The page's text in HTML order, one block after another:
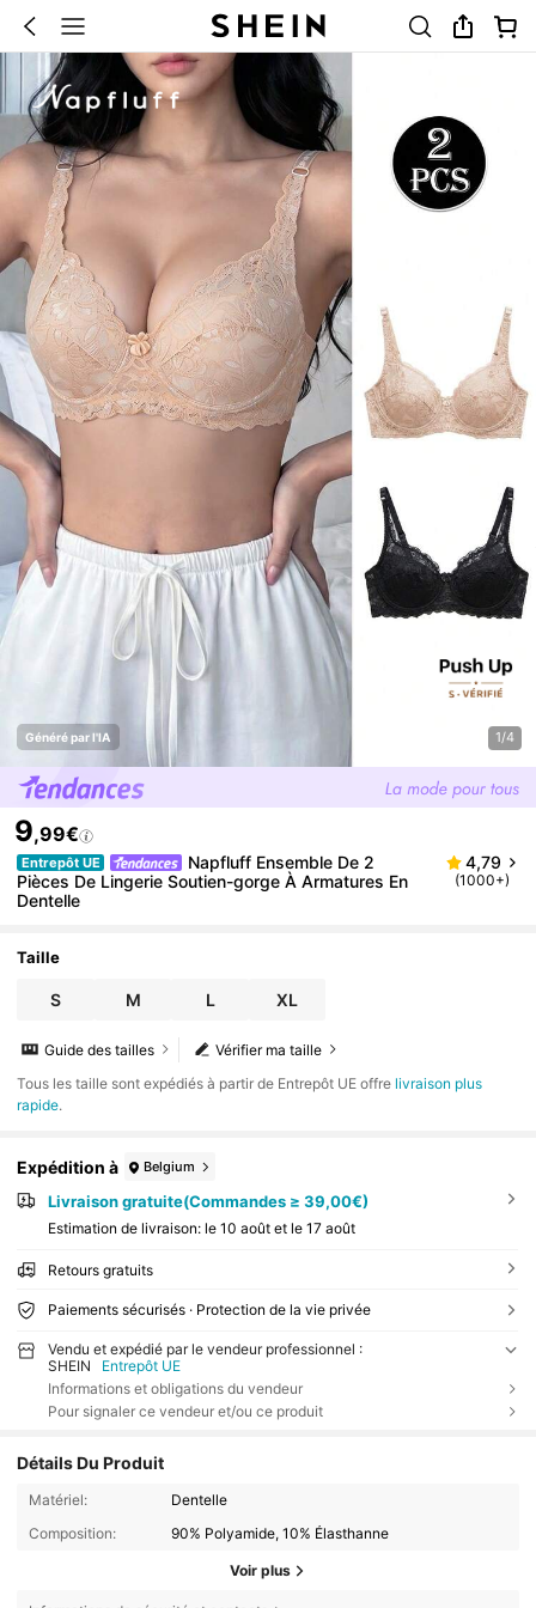
Généré par l'IA 1/4
9,99€
Entrepôt UE
Napfluff Ensemble De 2
Pièces De Lingerie Soutien-gorge À Armatures En
Dentelle
4,79
(1000+)
Taille
S M L XL
Vérifier ma taille
Guide des tailles
Tous les taille sont expédiés à partir de Entrepôt UE offre livraison plus
rapide.
Expédition à Belgium
Livraison gratuite(Commandes ≥ 39,00€)
Estimation de livraison: le 10 août et le 17 août
Retours gratuits
Paiements sécurisés · Protection de la vie privée
Vendu et expédié par le vendeur professionnel :
SHEIN
Entrepôt UE
Informations et obligations du vendeur
Pour signaler ce vendeur et/ou ce produit
Détails Du Produit
Matériel:
Dentelle
Composition:
90% Polyamide, 10% Élasthanne
Voir plus